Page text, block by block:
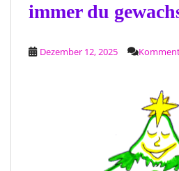
immer du
Dezember 12, 2025